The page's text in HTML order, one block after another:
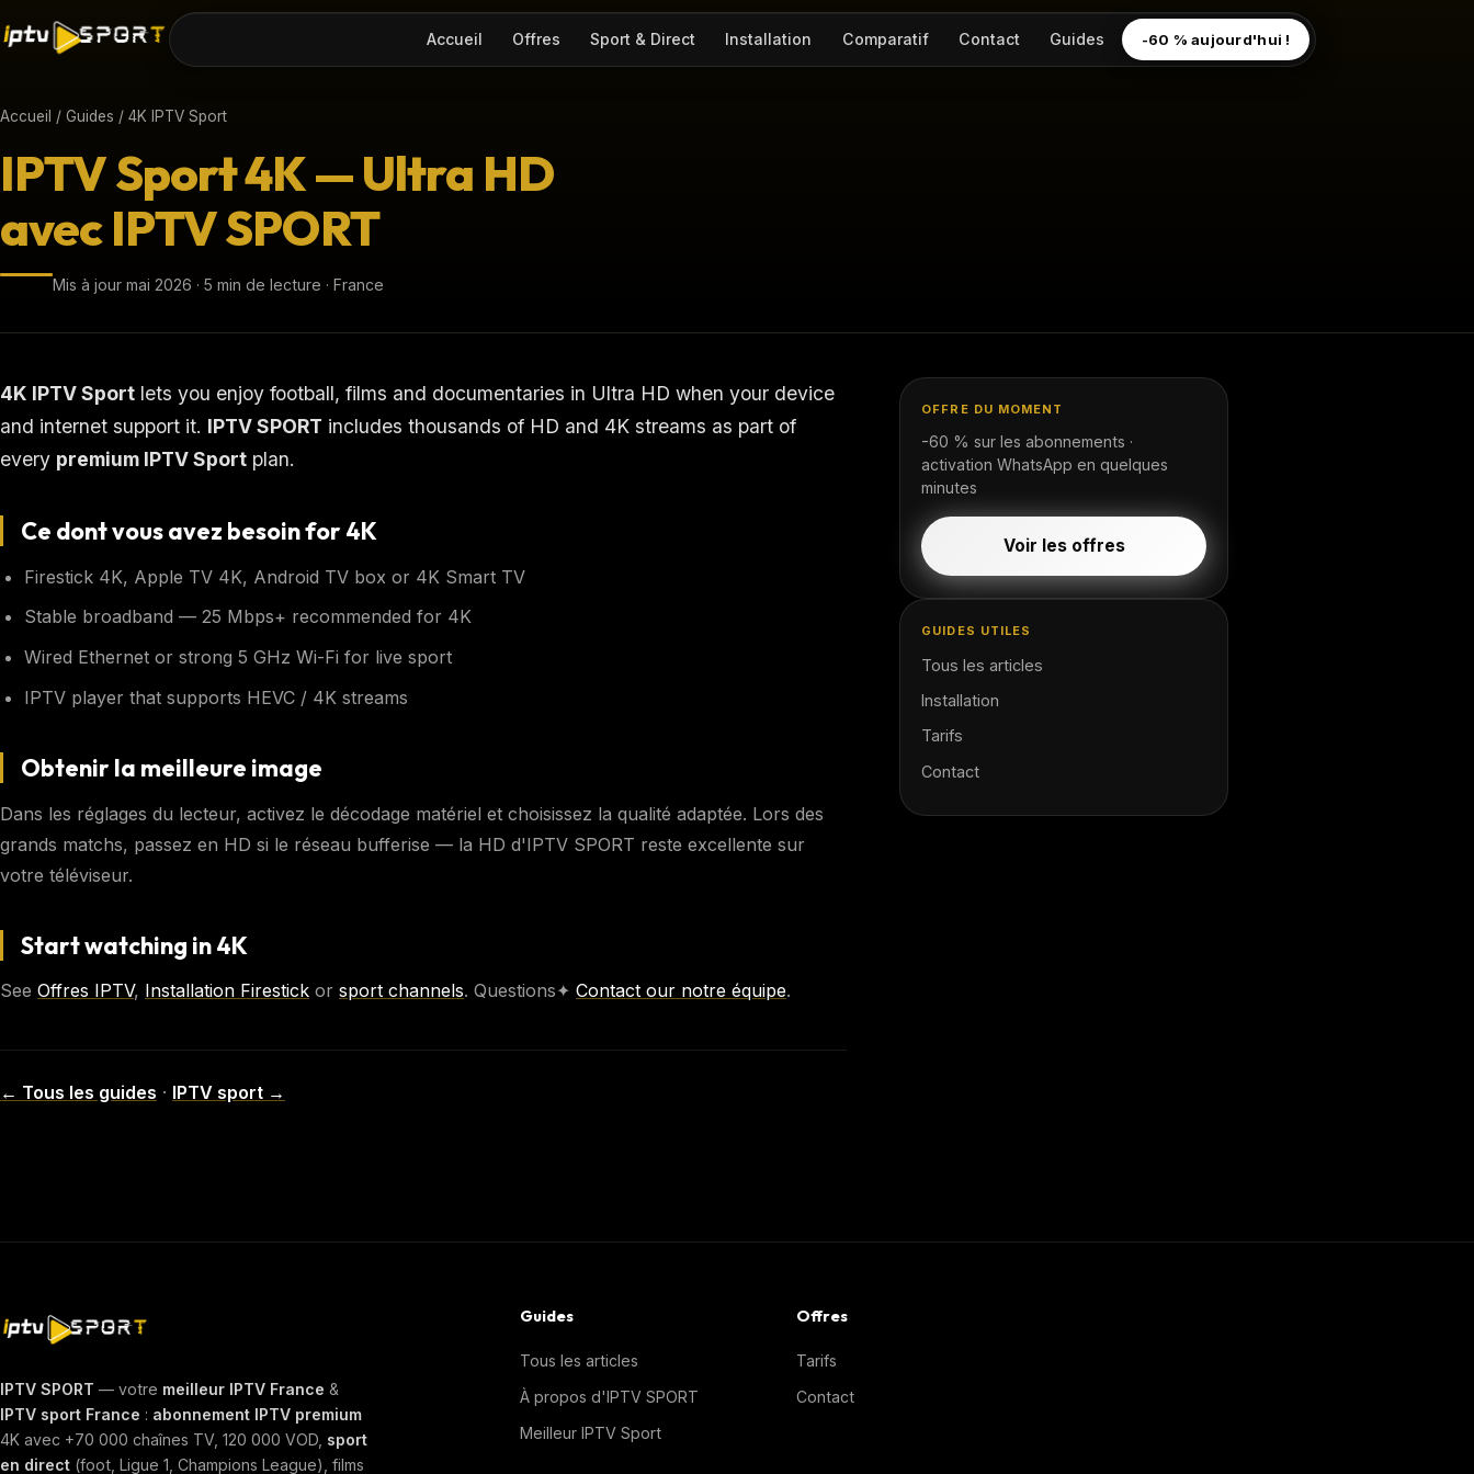
Accueil Offres Sport & Direct Installation Comparatif Contact Guides -60 % aujourd'hui !
Accueil / Guides / 4K IPTV Sport
IPTV Sport 4K — Ultra HD
avec IPTV SPORT
Mis à jour mai 2026 · 5 min de lecture · France
4K IPTV Sport lets you enjoy football, films and documentaries in Ultra HD when your device
and internet support it. IPTV SPORT includes thousands of HD and 4K streams as part of
every premium IPTV Sport plan.
Ce dont vous avez besoin for 4K
Firestick 4K, Apple TV 4K, Android TV box or 4K Smart TV
Stable broadband — 25 Mbps+ recommended for 4K
Wired Ethernet or strong 5 GHz Wi-Fi for live sport
IPTV player that supports HEVC / 4K streams
Obtenir la meilleure image
Dans les réglages du lecteur, activez le décodage matériel et choisissez la qualité adaptée. Lors des
grands matchs, passez en HD si le réseau bufferise — la HD d'IPTV SPORT reste excellente sur
votre téléviseur.
Start watching in 4K
See Offres IPTV, Installation Firestick or sport channels. Questions✦ Contact our notre équipe.
← Tous les guides · IPTV sport →
OFFRE DU MOMENT
-60 % sur les abonnements ·
activation WhatsApp en quelques
minutes
Voir les offres
GUIDES UTILES
Tous les articles
Installation
Tarifs
Contact
IPTV SPORT — votre meilleur IPTV France &
IPTV sport France : abonnement IPTV premium
4K avec +70 000 chaînes TV, 120 000 VOD, sport
en direct (foot, Ligue 1, Champions League), films
Guides
Tous les articles
À propos d'IPTV SPORT
Meilleur IPTV Sport
Offres
Tarifs
Contact